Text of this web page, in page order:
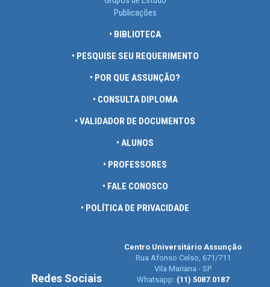
Publicações
• BIBLIOTECA
• PESQUISE SEU REQUERIMENTO
• POR QUE ASSUNÇÃO?
• CONSULTA DIPLOMA
• VALIDADOR DE DOCUMENTOS
• ALUNOS
• PROFESSORES
• FALE CONOSCO
• POLÍTICA DE PRIVACIDADE
Redes Sociais
Centro Universitário Assunção
Rua Afonso Celso, 671/711
Vila Mariana - SP
Whatsapp: (11) 5087.0187